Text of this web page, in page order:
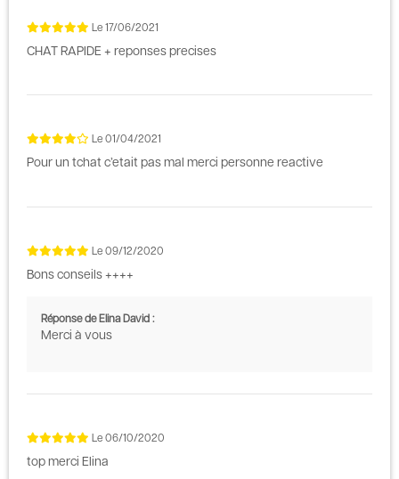
Le 17/06/2021
CHAT RAPIDE + reponses precises
Le 01/04/2021
Pour un tchat c’etait pas mal merci personne reactive
Le 09/12/2020
Bons conseils ++++
Réponse de Elina David :
Merci à vous
Le 06/10/2020
top merci Elina